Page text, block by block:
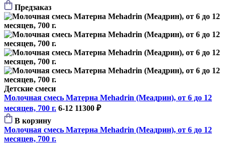
Предзаказ
Детские смеси
Молочная смесь Матерна Mehadrin (Меадрин), от 6 до 12
месяцев, 700 г. 6-12 11300 ₽
В корзину
Молочная смесь Матерна Mehadrin (Меадрин), от 6 до 12
месяцев, 700 г.